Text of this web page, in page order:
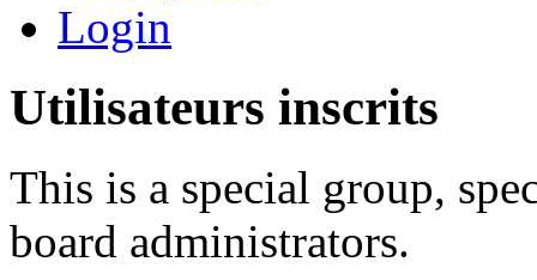
Login
Utilisateurs inscrits
This is a special group,
board administrators.